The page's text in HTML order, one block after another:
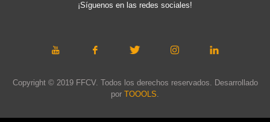
¡Síguenos en las redes sociales!
Copyright © 2019 FFCV. Todos los derechos reservados. Desarrollado
por TOOOLS.